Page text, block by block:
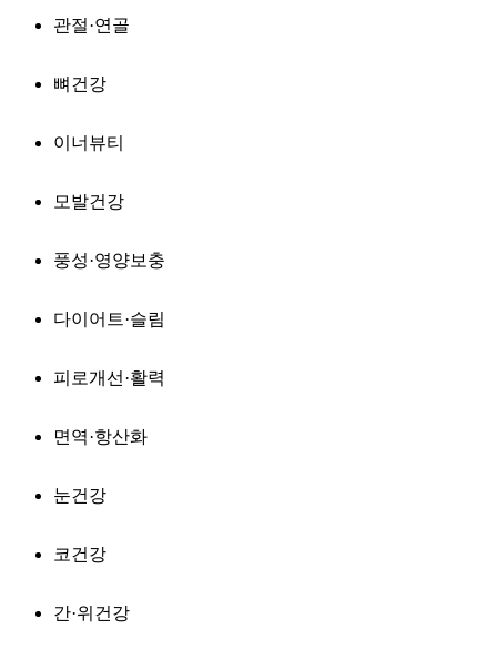
관절·연골
뼈건강
이너뷰티
모발건강
풍성·영양보충
다이어트·슬림
피로개선·활력
면역·항산화
눈건강
코건강
간·위건강